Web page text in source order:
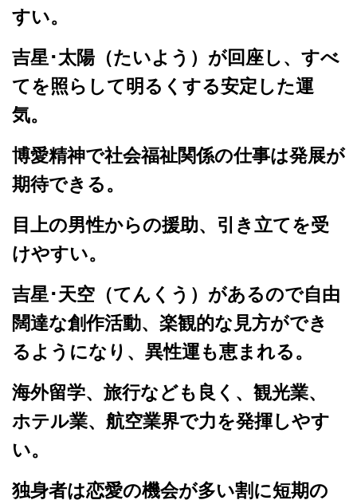
すい。
吉星･太陽（たいよう）が回座し、すべ
てを照らして明るくする安定した運
気。
博愛精神で社会福祉関係の仕事は発展が
期待できる。
目上の男性からの援助、引き立てを受
けやすい。
吉星･天空（てんくう）があるので自由
闊達な創作活動、楽観的な見方ができ
るようになり、異性運も恵まれる。
海外留学、旅行なども良く、観光業、
ホテル業、航空業界で力を発揮しやす
い。
独身者は恋愛の機会が多い割に短期の